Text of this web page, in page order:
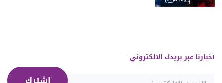
أخبارنا عبر بريدك الالكتروني